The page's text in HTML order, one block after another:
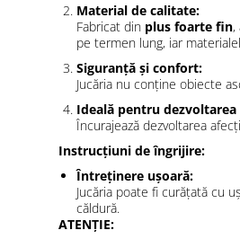
Material de calitate:
Fabricat din plus foarte fin,
pe termen lung, iar
Siguranță și confort:
Jucăria nu conține obiecte
Ideală pentru
Încurajează dezvoltarea
Instrucțiuni de îngrijire:
Întreținere ușoară:
Jucăria poate fi curățată cu
căldură.
ATENȚIE: